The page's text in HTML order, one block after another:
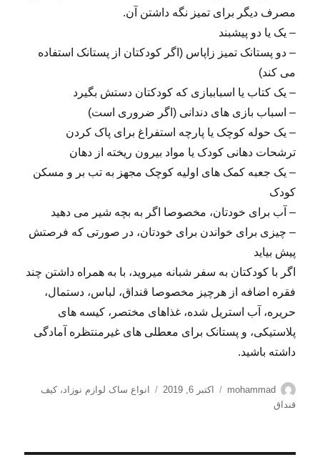
مصرف دیگر برای تمیز نگه­ داشتن آن.
– یک یا دو پیش­بند
– دو پستانک تمیز زاپاس (اگر کودکتان از پستانک استفاده
می­ کند)
– یک کتاب یا اسباب­بازی که کودکتان دستش بگیرد
– اسباب ­بازی ­های دندانی (اگر ضروری است)
– یک حوله کوچک یا پارچه استفراغ برای پاک کردن
ترشحات دهانی کودک یا مواد بیرون ریخته از دهان
– یک جعبه کمک­ های اولیه کوچک مجهز به تب­ بر و مسکن
کودک
– آب برای خودتان، مخصوصا اگر به بچه شیر می ­دهید
– چیزی برای خواندن برای خودتان، در صورتی که فرصتش
پیش بیاید
اگر با کودکتان به سفر شبانه می­روید، با به همراه داشتن چند
فقره اضافه از هرچیز مخصوصا قنداق­، لباس، دستمال،
حریره، آب استریل شده، غذاهای مختصر، کیسه­ های
پلاستیکی، و پستانک برای معطلی ­های غیرمنتظره آماد­گی
داشته باشید.
نویسنده
mohammad
ارسال
اکتبر 6, 2019 برچسب‌ها
انواع ساک لوازم نوزاد،کیف
قنداق